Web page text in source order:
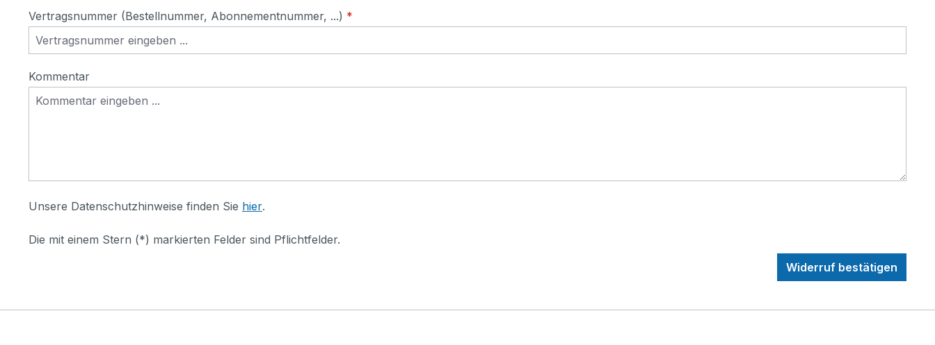
Vertragsnummer (Bestellnummer, Abonnementnummer, ...) *
Kommentar
Unsere Datenschutzhinweise finden Sie hier.
Die mit einem Stern (*) markierten Felder sind Pflichtfelder.
Widerruf bestätigen